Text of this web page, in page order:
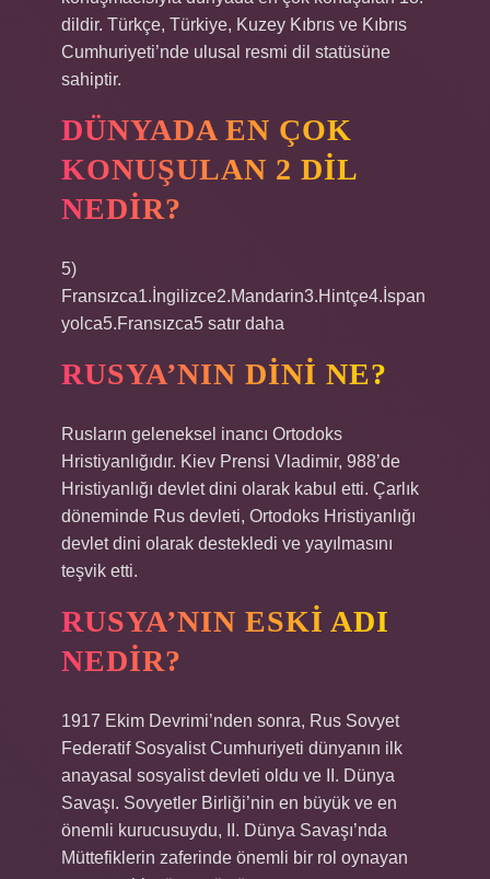
dildir. Türkçe, Türkiye, Kuzey Kıbrıs ve Kıbrıs
Cumhuriyeti’nde ulusal resmi dil statüsüne
sahiptir.
DÜNYADA EN ÇOK
KONUŞULAN 2 DIL
NEDIR?
5)
Fransızca1.İngilizce2.Mandarin3.Hintçe4.İspan
yolca5.Fransızca5 satır daha
RUSYA’NIN DINI NE?
Rusların geleneksel inancı Ortodoks
Hristiyanlığıdır. Kiev Prensi Vladimir, 988’de
Hristiyanlığı devlet dini olarak kabul etti. Çarlık
döneminde Rus devleti, Ortodoks Hristiyanlığı
devlet dini olarak destekledi ve yayılmasını
teşvik etti.
RUSYA’NIN ESKI ADI
NEDIR?
1917 Ekim Devrimi’nden sonra, Rus Sovyet
Federatif Sosyalist Cumhuriyeti dünyanın ilk
anayasal sosyalist devleti oldu ve II. Dünya
Savaşı. Sovyetler Birliği’nin en büyük ve en
önemli kurucusuydu, II. Dünya Savaşı’nda
Müttefiklerin zaferinde önemli bir rol oynayan